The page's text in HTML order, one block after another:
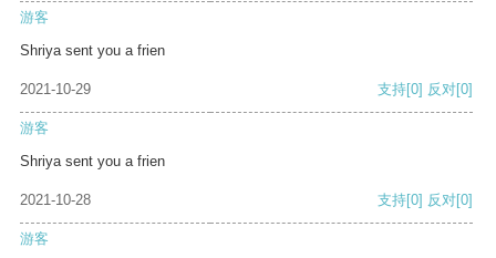
游客
Shriya sent you a frien
2021-10-29 支持[0] 反对[0]
游客
Shriya sent you a frien
2021-10-28 支持[0] 反对[0]
游客